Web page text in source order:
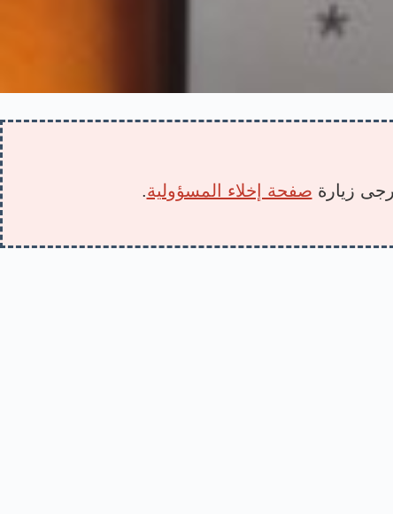
زيارة صفحة إخلاء المسؤولية.